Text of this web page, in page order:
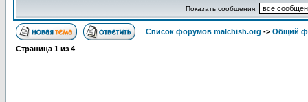
Показать сообщения:
Список форумов malchish.org -> Общий
Страница 1 из 4